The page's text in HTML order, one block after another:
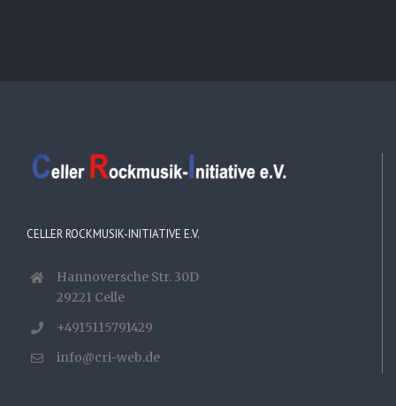
CELLER ROCKMUSIK-INITIATIVE E.V.
Hannoversche Str. 30D
29221 Celle
+4915115791429
info@cri-web.de